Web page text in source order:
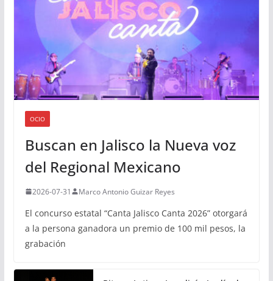
OCIO
Buscan en Jalisco la Nueva voz
del Regional Mexicano
2026-07-31 Marco Antonio Guizar Reyes
El concurso estatal “Canta Jalisco Canta 2026” otorgará
a la persona ganadora un premio de 100 mil pesos, la
grabación